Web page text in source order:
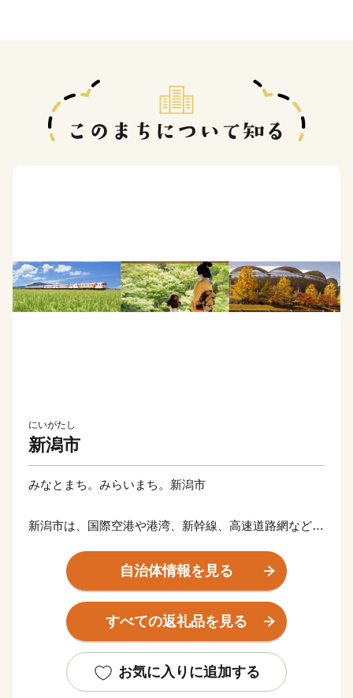
にいがたし
新潟市
みなとまち。みらいまち。新潟市
新潟市は、国際空港や港湾、新幹線、高速道路網などが
積を持つ大農業都市です。
さらに、日本海や信濃川・阿賀野川の大河、毎年4,000
羽を超えるハクチョウが飛来するラムサール条約湿地の
佐潟など、豊かな自然に恵まれています。
美味たち。慈しみながら育てられている美しい花々、受
け継がれる歴史や文化から作られる逸品など、
自治体情報を見る
すべての返礼品を見る
お気に入りに追加する